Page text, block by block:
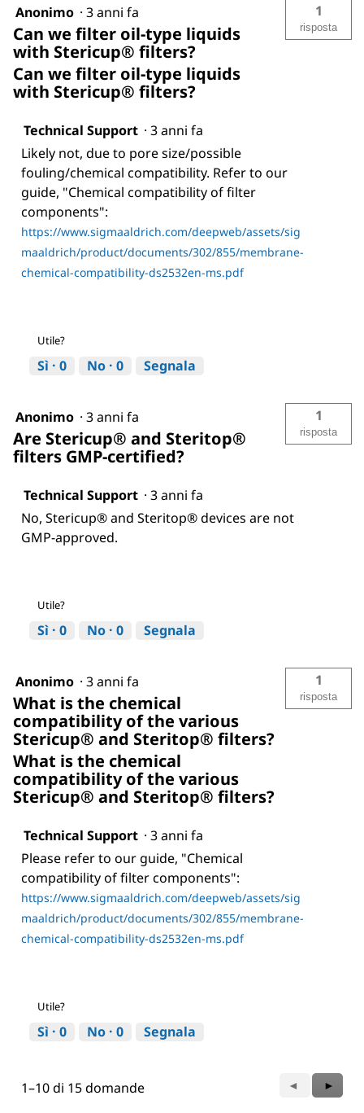
Anonimo · 3 anni fa
Can we filter oil-type liquids
with Stericup® filters?
Can we filter oil-type liquids
with Stericup® filters?
1
risposta
Technical Support · 3 anni fa
Likely not, due to pore size/possible
fouling/chemical compatibility. Refer to our
guide, "Chemical compatibility of filter
components":
https://www.sigmaaldrich.com/deepweb/assets/sig
maaldrich/product/documents/302/855/membrane-
chemical-compatibility-ds2532en-ms.pdf
Utile?
Sì · 0 No · 0 Segnala
Anonimo · 3 anni fa
Are Stericup® and Steritop®
filters GMP-certified?
1
risposta
Technical Support · 3 anni fa
No, Stericup® and Steritop® devices are not
GMP-approved.
Utile?
Sì · 0 No · 0 Segnala
Anonimo · 3 anni fa
What is the chemical
compatibility of the various
Stericup® and Steritop® filters?
What is the chemical
compatibility of the various
Stericup® and Steritop® filters?
1
risposta
Technical Support · 3 anni fa
Please refer to our guide, "Chemical
compatibility of filter components":
https://www.sigmaaldrich.com/deepweb/assets/sig
maaldrich/product/documents/302/855/membrane-
chemical-compatibility-ds2532en-ms.pdf
Utile?
Sì · 0 No · 0 Segnala
1–10 di 15 domande
Precedente
Questions
◄ ►